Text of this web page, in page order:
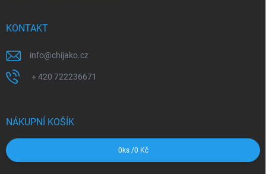
KONTAKT
info@chijako.cz
＋420 722236671
NÁKUPNÍ KOŠÍK
0 ks /0 Kč